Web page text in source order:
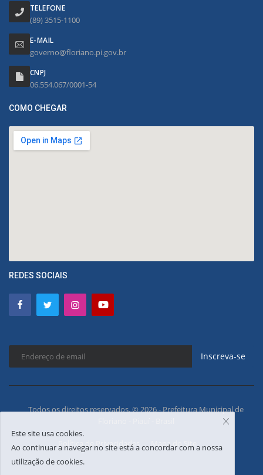
TELEFONE
(89) 3515-1100
E-MAIL
governo@floriano.pi.gov.br
CNPJ
06.554.067/0001-54
COMO CHEGAR
REDES SOCIAIS
Inscreva-se
Todos os direitos reservados. © 2026 - Prefeitura Municipal de
Política de Privacidades Mapa do Site
Este site usa cookies.
Ao continuar a navegar no site está a concordar com a nossa
utilização de cookies.